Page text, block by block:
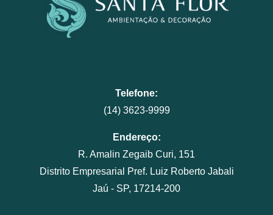
Telefone:
(14) 3623-9999
Endereço:
R. Amalin Zegaib Curi, 151
Distrito Empresarial Pref. Luiz Roberto Jabali
Jaú - SP, 17214-200